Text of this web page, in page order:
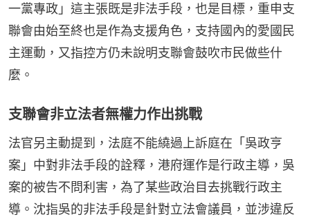
一黨專政」這主張既是非法手段，也是目標，重申支
聯會由始至終也是作為支援角色，支持國內的愛國民
主運動，又指控方仍未說明支聯會鼓吹市民做些什
麼。
支聯會非立法者無權力作出挑戰
法官另主動提到，法庭不能繞過上訴庭在「吳政亨
案」中對非法手段的詮釋，港府運作是行政主導，吳
案的被告不問利害，為了某些政治目去挑戰行政主
導。沈指吳的非法手段是針對立法會議員，並涉違反